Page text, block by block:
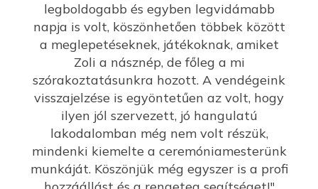
legboldogabb és egyben legvidámabb
napja is volt, köszönhetően többek között
a meglepetéseknek, játékoknak, amiket
Zoli a násznép, de főleg a mi
szórakoztatásunkra hozott. A vendégeink
visszajelzése is egyöntetűen az volt, hogy
ilyen jól szervezett, jó hangulatú
lakodalomban még nem volt részük,
mindenki kiemelte a ceremóniamesterünk
munkáját. Köszönjük még egyszer is a profi